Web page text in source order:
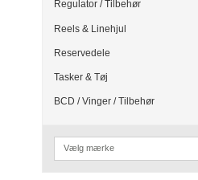
Regulator / Tilbehør
Reels & Linehjul
Reservedele
Tasker & Tøj
BCD / Vinger / Tilbehør